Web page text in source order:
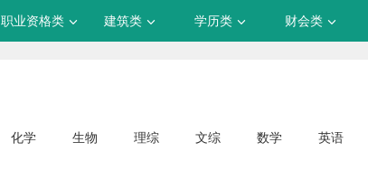
职业资格类 建筑类 学历类 财会类
化学 生物 理综 文综 数学 英语